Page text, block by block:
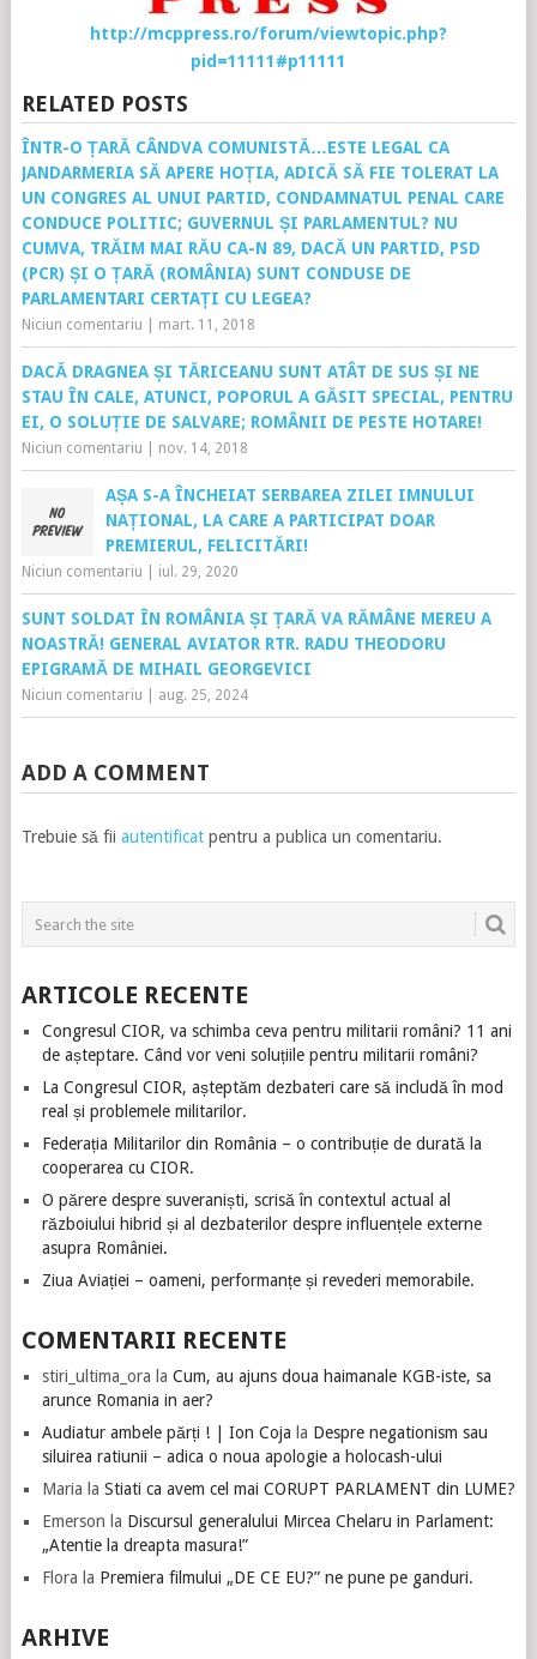
http://mcppress.ro/forum/viewtopic.php?
pid=11111#p11111
RELATED POSTS
ÎNTR-O ȚARĂ CÂNDVA COMUNISTĂ…ESTE LEGAL CA
JANDARMERIA SĂ APERE HOȚIA, ADICĂ SĂ FIE TOLERAT LA
UN CONGRES AL UNUI PARTID, CONDAMNATUL PENAL CARE
CONDUCE POLITIC; GUVERNUL ȘI PARLAMENTUL? NU
CUMVA, TRĂIM MAI RĂU CA-N 89, DACĂ UN PARTID, PSD
(PCR) ȘI O ȚARĂ (ROMÂNIA) SUNT CONDUSE DE
PARLAMENTARI CERTAȚI CU LEGEA?
Niciun comentariu mart. 11, 2018
DACĂ DRAGNEA ȘI TĂRICEANU SUNT ATÂT DE SUS ȘI NE
STAU ÎN CALE, ATUNCI, POPORUL A GĂSIT SPECIAL, PENTRU
EI, O SOLUȚIE DE SALVARE; ROMÂNII DE PESTE HOTARE!
Niciun comentariu nov. 14, 2018
AȘA S-A ÎNCHEIAT SERBAREA ZILEI IMNULUI
NAȚIONAL, LA CARE A PARTICIPAT DOAR
PREMIERUL, FELICITĂRI!
Niciun comentariu iul. 29, 2020
SUNT SOLDAT ÎN ROMÂNIA ȘI ȚARĂ VA RĂMÂNE MEREU A
NOASTRĂ! GENERAL AVIATOR RTR. RADU THEODORU
EPIGRAMĂ DE MIHAIL GEORGEVICI
Niciun comentariu aug. 25, 2024
ADD A COMMENT
Trebuie să fii autentificatpentru a publica un comentariu.
ARTICOLE RECENTE
Congresul CIOR, va schimba ceva pentru militarii români? 11 ani
de așteptare. Când vor veni soluțiile pentru militarii români?
La Congresul CIOR, așteptăm dezbateri care să includă în mod
real și problemele militarilor.
Federația Militarilor din România – o contribuție de durată la
cooperarea cu CIOR.
O părere despre suveraniști, scrisă în contextul actual al
războiului hibrid și al dezbaterilor despre influențele externe
asupra României.
Ziua Aviației – oameni, performanțe și revederi memorabile.
COMENTARII RECENTE
stiri_ultima_ora la Cum, au ajuns doua haimanale KGB-iste, sa
arunce Romania in aer?
Audiatur ambele părți ! | Ion Coja la Despre negationism sau
siluirea ratiunii – adica o noua apologie a holocash-ului
Maria la Stiati ca avem cel mai CORUPT PARLAMENT din LUME?
Emerson la Discursul generalului Mircea Chelaru in Parlament:
„Atentie la dreapta masura!”
Flora la Premiera filmului „DE CE EU?” ne pune pe ganduri.
ARHIVE